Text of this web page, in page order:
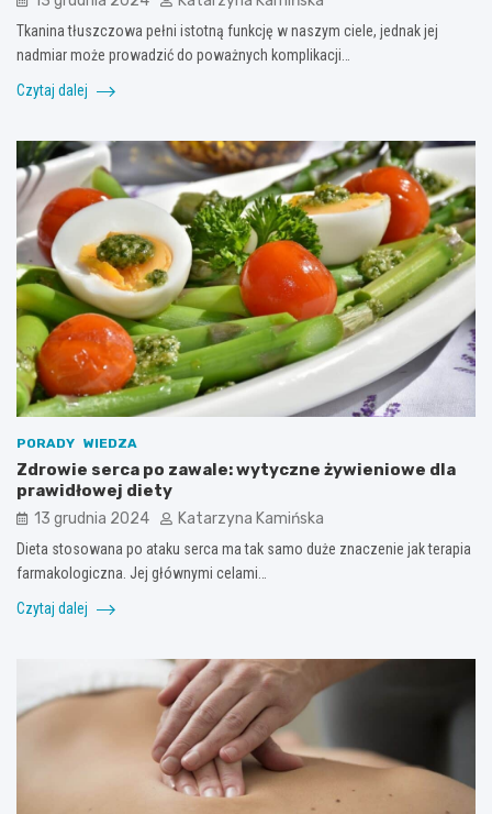
Tkanina tłuszczowa pełni istotną funkcję w naszym ciele, jednak jej
nadmiar może prowadzić do poważnych komplikacji…
Czytaj dalej
PORADY WIEDZA
Zdrowie serca po zawale: wytyczne żywieniowe dla
prawidłowej diety
13 grudnia 2024 Katarzyna Kamińska
Dieta stosowana po ataku serca ma tak samo duże znaczenie jak terapia
farmakologiczna. Jej głównymi celami…
Czytaj dalej